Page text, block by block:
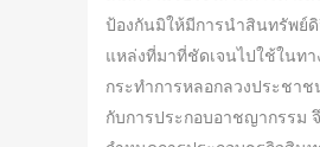
ป้องกันมิให้มีการนำสินทรัพย์
แหล่งที่มาที่ชัดเจนไปใช้ในท
กระทำการหลอกลวงประชาช
กับการประกอบอาชญากรรม